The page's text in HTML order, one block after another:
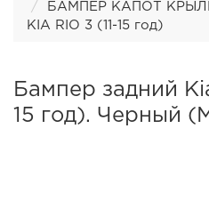
БАМПЕР КАПОТ
KIA RIO 3 (11-15 год)
Бампер задний
15 год). Черный